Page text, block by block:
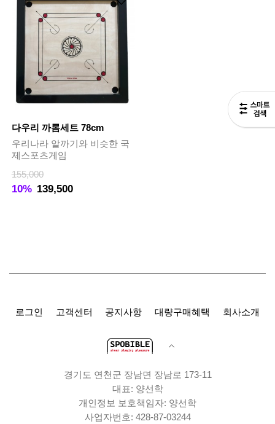
다우리 까롬세트 78cm
우리나라 알까기와 비슷한 국
제스포츠게임
155,000
10% 139,500
로그인 고객센터 공지사항 대량구매혜택 회사소개
경기도 연천군 장남면 장남로 173-11
대표: 양선학
개인정보 보호책임자: 양선학
사업자번호: 428-87-03244